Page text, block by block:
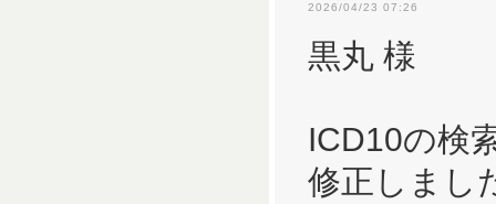
2026/04/23 07:26
黒丸 様
ICD10の検
修正しまし